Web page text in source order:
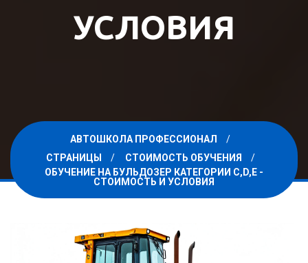
УСЛОВИЯ
АВТОШКОЛА ПРОФЕССИОНАЛ
СТРАНИЦЫ
СТОИМОСТЬ ОБУЧЕНИЯ
ОБУЧЕНИЕ НА БУЛЬДОЗЕР КАТЕГОРИИ C,D,E -
СТОИМОСТЬ И УСЛОВИЯ